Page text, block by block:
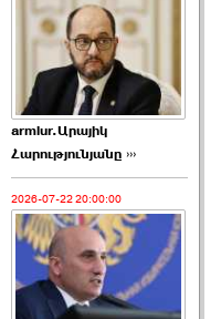
armlur.Արայիկ
Հարությունյանը ›››
2026-07-22 20:00:00